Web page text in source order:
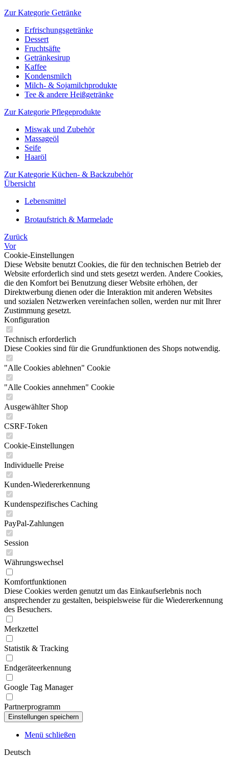
Zur Kategorie Getränke
Erfrischungsgetränke
Dessert
Fruchtsäfte
Getränkesirup
Kaffee
Kondensmilch
Milch- & Sojamilchprodukte
Tee & andere Heißgetränke
Zur Kategorie Pflegeprodukte
Miswak und Zubehör
Massageöl
Seife
Haaröl
Zur Kategorie Küchen- & Backzubehör
Übersicht
Lebensmittel
Brotaufstrich & Marmelade
Zurück
Vor
Cookie-Einstellungen
Diese Website benutzt Cookies, die für den technischen Betrieb der
Website erforderlich sind und stets gesetzt werden. Andere Cookies,
die den Komfort bei Benutzung dieser Website erhöhen, der
Direktwerbung dienen oder die Interaktion mit anderen Websites
und sozialen Netzwerken vereinfachen sollen, werden nur mit Ihrer
Zustimmung gesetzt.
Konfiguration
Technisch erforderlich
Diese Cookies sind für die Grundfunktionen des Shops notwendig.
"Alle Cookies ablehnen" Cookie
"Alle Cookies annehmen" Cookie
Ausgewählter Shop
CSRF-Token
Cookie-Einstellungen
Individuelle Preise
Kunden-Wiedererkennung
Kundenspezifisches Caching
PayPal-Zahlungen
Session
Währungswechsel
Komfortfunktionen
Diese Cookies werden genutzt um das Einkaufserlebnis noch
ansprechender zu gestalten, beispielsweise für die Wiedererkennung
des Besuchers.
Merkzettel
Statistik & Tracking
Endgeräteerkennung
Google Tag Manager
Partnerprogramm
Menü schließen
Deutsch